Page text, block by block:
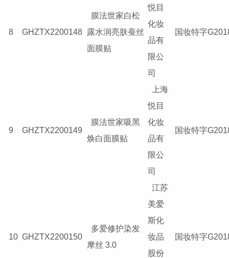
8 GHZTX2200148
膜法世家白松
露水润亮肤蚕丝
面膜贴
悦目
化妆
品有
限公
司
国妆特字
9 GHZTX2200149
膜法世家吸黑
焕白面膜贴
上海
悦目
化妆
品有
限公
司
国妆特字
10 GHZTX2200150
多爱修护染发
摩丝 3.0
江苏
美爱
斯化
妆品
股份
国妆特字